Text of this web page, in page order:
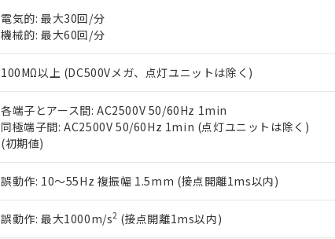
電気的: 最大30回/分
機械的: 最大60回/分
100MΩ以上 (DC500Vメガ、点灯ユニットは除く)
各端子とアース間: AC2500V 50/60Hz 1min
同極端子間: AC2500V 50/60Hz 1min (点灯ユニットは除く)
(初期値)
誤動作: 10～55Hz 複振幅 1.5mm (接点開離1ms以内)
誤動作: 最大1000m/s2 (接点開離1ms以内)
51物質の非含有証明書（当社基準）
※本証明書は発行日時点で非含有を証明するもので、過去に
また、RoHS指令のフタル酸エステル類４物質の対応では、
混在することから備考欄に対応日を記載しておりました。
既に当社にて対応品への在庫切替を完了していることから
り割愛しております。